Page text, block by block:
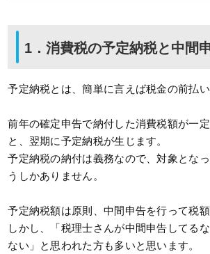
1．消費税の予定納税と中間
予定納税とは、簡単に言えば税金の前払い
前年の確定申告で納付した消費税額が一
と、翌期に予定納税が生じます。
予定納税の納付は義務なので、対象とな
うしかありません。
予定納税額は原則、中間申告を行って税額
しかし、「税理士さんが中間申告してる
ない」と思われた方も多いと思います。